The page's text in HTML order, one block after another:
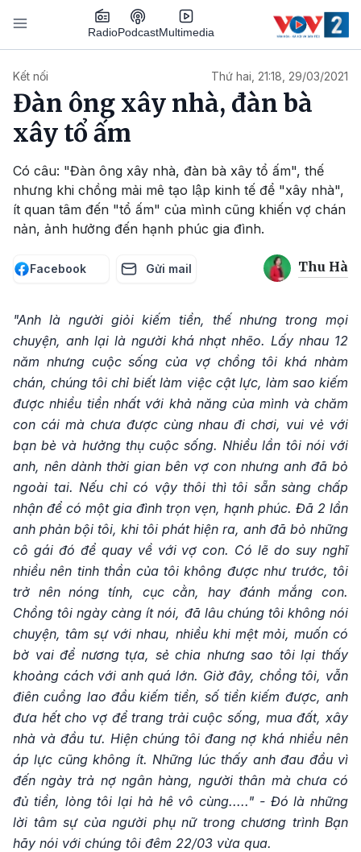
Nhảy đến nội dung
RadioPodcastMultimedia
Kết nối Thứ hai, 21:18, 29/03/2021
Đàn ông xây nhà, đàn bà
xây tổ ấm
Có câu: "Đàn ông xây nhà, đàn bà xây tổ ấm", thế
nhưng khi chồng mải mê tạo lập kinh tế để "xây nhà",
ít quan tâm đến "tổ ấm" của mình cũng khiến vợ chán
nản, ảnh hưởng đến hạnh phúc gia đình.
Facebook Gửi mail Thu Hà
"Anh là người giỏi kiếm tiền, thế nhưng trong mọi
chuyện, anh lại là người khá nhạt nhẽo. Lấy nhau 12
năm nhưng cuộc sống của vợ chồng tôi khá nhàm
chán, chúng tôi chỉ biết làm việc cật lực, làm sao kiếm
được nhiều tiền nhất với khả năng của mình và chăm
con cái mà chưa được cùng nhau đi chơi, vui vẻ với
bạn bè và hưởng thụ cuộc sống. Nhiều lần tôi nói với
anh, nên dành thời gian bên vợ con nhưng anh đã bỏ
ngoài tai. Nếu chỉ có vậy thôi thì tôi sẵn sàng chấp
nhận để có một gia đình trọn vẹn, hạnh phúc. Đã 2 lần
anh phản bội tôi, khi tôi phát hiện ra, anh đã bỏ những
cô gái đó để quay về với vợ con. Có lẽ do suy nghĩ
nhiều nên tinh thần của tôi không được như trước, tôi
trở nên nóng tính, cục cằn, hay đánh mắng con.
Chồng tôi ngày càng ít nói, đã lâu chúng tôi không nói
chuyện, tâm sự với nhau, nhiều khi mệt mỏi, muốn có
bờ vai để nương tựa, sẻ chia nhưng sao tôi lại thấy
khoảng cách với anh quá lớn. Giờ đây, chồng tôi, vẫn
điên cuồng lao đầu kiếm tiền, số tiền kiếm được, anh
đưa hết cho vợ để trang trải cuộc sống, mua đất, xây
nhà và đầu tư. Hiện chúng tôi đang nợ khá nhiều nên
áp lực cũng không ít. Những lúc thấy anh đau đầu vì
đến ngày trả nợ ngân hàng, người thân mà chưa có
đủ tiền, lòng tôi lại hả hê vô cùng....." - Đó là những
lời tâm sự của người phụ nữ trong chương trình Bạn
hãy nói với chúng tôi đêm 22/03 vừa qua.